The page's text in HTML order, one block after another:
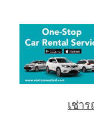
เช่า